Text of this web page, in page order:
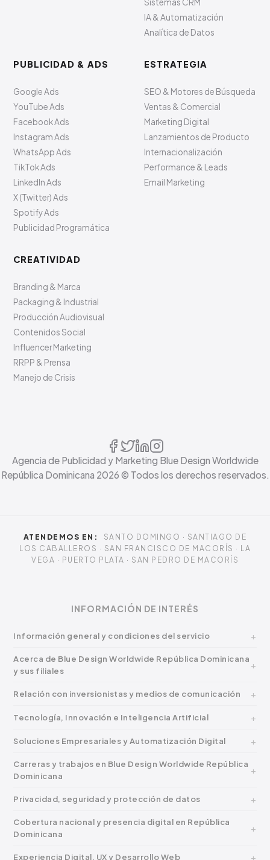
Sistemas CRM
IA & Automatización
Analítica de Datos
PUBLICIDAD & ADS
Google Ads
YouTube Ads
Facebook Ads
Instagram Ads
WhatsApp Ads
TikTok Ads
LinkedIn Ads
X (Twitter) Ads
Spotify Ads
Publicidad Programática
ESTRATEGIA
SEO & Motores de Búsqueda
Ventas & Comercial
Marketing Digital
Lanzamientos de Producto
Internacionalización
Performance & Leads
Email Marketing
CREATIVIDAD
Branding & Marca
Packaging & Industrial
Producción Audiovisual
Contenidos Social
Influencer Marketing
RRPP & Prensa
Manejo de Crisis
Agencia de Publicidad y Marketing Blue Design Worldwide
República Dominicana 2026 © Todos los derechos reservados.
ATENDEMOS EN:
SANTO DOMINGO · SANTIAGO DE
LOS CABALLEROS · SAN FRANCISCO DE MACORÍS · LA
VEGA · PUERTO PLATA · SAN PEDRO DE MACORÍS
INFORMACIÓN DE INTERÉS
Información general y condiciones del servicio
Acerca de Blue Design Worldwide República Dominicana
y sus filiales
Relación con inversionistas y medios de comunicación
Tecnología, Innovación e Inteligencia Artificial
Soluciones Empresariales y Automatización Digital
Carreras y trabajos en Blue Design Worldwide República
Dominicana
Privacidad, seguridad y protección de datos
Cobertura nacional y presencia digital en República
Dominicana
Experiencia Digital, UX y Desarrollo Web